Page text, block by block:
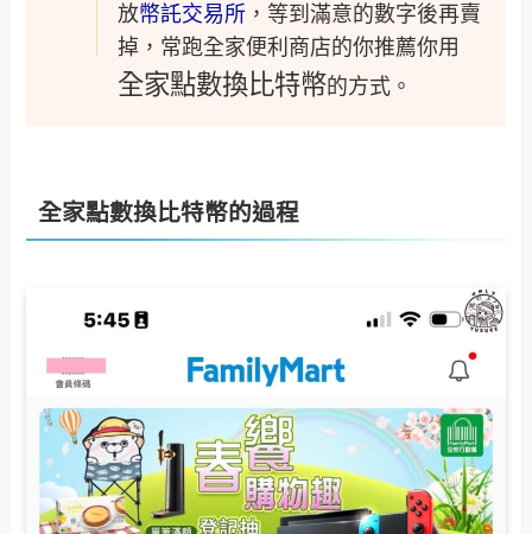
放幣託交易所，等到滿意的數字後再賣
掉，常跑全家便利商店的你推薦你用
全家點數換比特幣的方式。
全家點數換比特幣的過程